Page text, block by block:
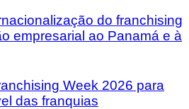
do franchising
empresarial ao Panamá e à
Week 2026 para
das franquias